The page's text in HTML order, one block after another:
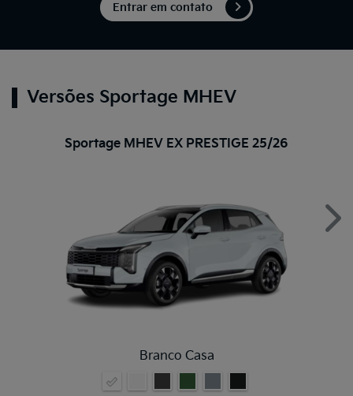
Entrar em contato
Versões Sportage MHEV
Sportage MHEV EX PRESTIGE 25/26
Branco Casa